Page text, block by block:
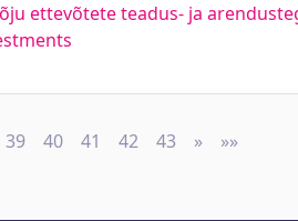
ettevõtete teadus- ja
39 40 41 42 43 » Next
»»